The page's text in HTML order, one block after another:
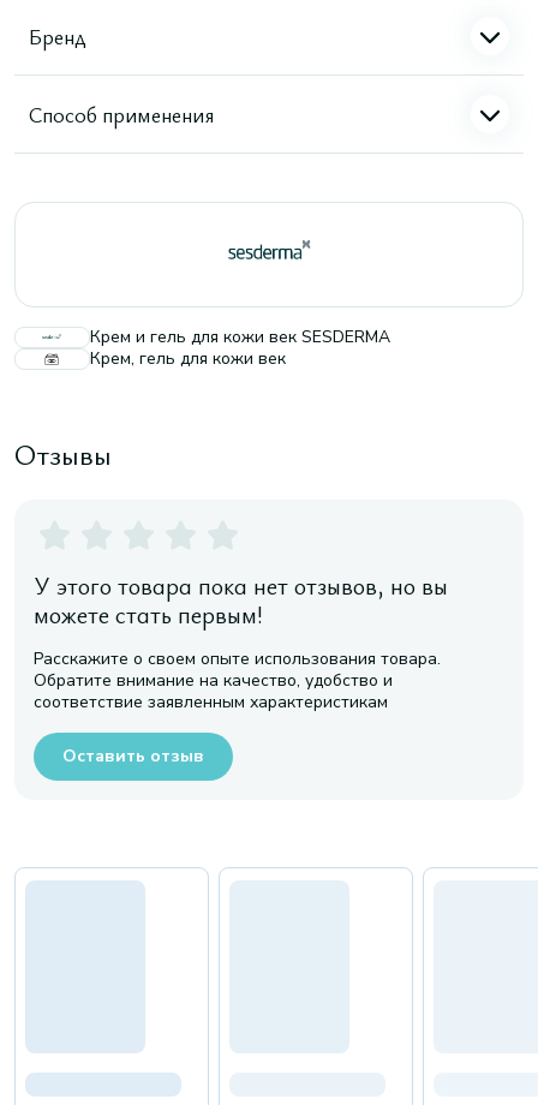
Бренд
Способ применения
Крем и гель для кожи век SESDERMA
Крем, гель для кожи век
Отзывы
У этого товара пока нет отзывов, но вы
можете стать первым!
Расскажите о своем опыте использования товара.
Обратите внимание на качество, удобство и
соответствие заявленным характеристикам
Оставить отзыв